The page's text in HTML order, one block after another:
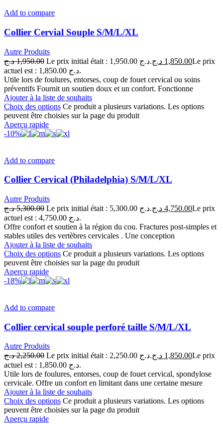
Add to compare
Collier Cervial Souple S/M/L/XL
Autre Produits
1,950.00 د.ج Le prix initial était : 1,950.00 د.ج. 1,850.00 د.ج
Le prix
actuel est : 1,850.00 د.ج.
Utile lors de foulures, entorses, coup de fouet cervical ou soins
préventifs Fournit un soutien doux et un confort. Fonctionne
Ajouter à la liste de souhaits
Choix des options Ce produit a plusieurs variations. Les options
peuvent être choisies sur la page du produit
Aperçu rapide
-10%
Add to compare
Collier Cervical (Philadelphia) S/M/L/XL
Autre Produits
5,300.00 د.ج Le prix initial était : 5,300.00 د.ج. 4,750.00 د.ج
Le prix
actuel est : 4,750.00 د.ج.
Offre confort et soutien à la région du cou. Fractures post-simples et
stables utiles des vertèbres cervicales . Une conception
Ajouter à la liste de souhaits
Choix des options Ce produit a plusieurs variations. Les options
peuvent être choisies sur la page du produit
Aperçu rapide
-18%
Add to compare
Collier cervical souple perforé taille S/M/L/XL
Autre Produits
2,250.00 د.ج Le prix initial était : 2,250.00 د.ج. 1,850.00 د.ج
Le prix
actuel est : 1,850.00 د.ج.
Utile lors de foulures, entorses, coup de fouet cervical, spondylose
cervicale. Offre un confort en limitant dans une certaine mesure
Ajouter à la liste de souhaits
Choix des options Ce produit a plusieurs variations. Les options
peuvent être choisies sur la page du produit
Aperçu rapide